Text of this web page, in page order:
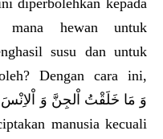
diperbolehkan kepada
hewan untuk
susu dan untuk
Dengan cara ini,